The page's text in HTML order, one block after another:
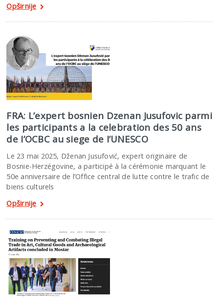
Opširnije
FRA: L’expert bosnien Dzenan Jusufovic parmi
les participants a la celebration des 50 ans
de I’OCBC au siege de I’UNESCO
Le 23 mai 2025, Dženan Jusufović, expert originaire de
Bosnie-Herzégovine, a participé à la cérémonie marquant le
50e anniversaire de l’Office central de lutte contre le trafic de
biens culturels
Opširnije